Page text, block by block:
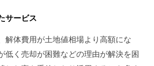
サービス
解体費用が土地値相場より高額にな
低く売却が困難などの理由が解決を困